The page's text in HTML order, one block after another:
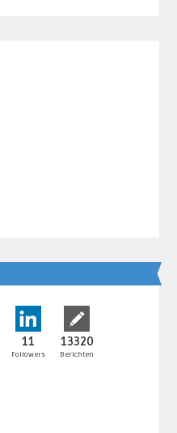
11
Followers
13320
Berichten